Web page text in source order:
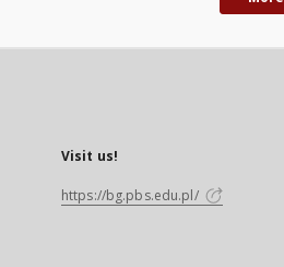
Visit us!
https://bg.pbs.edu.pl/